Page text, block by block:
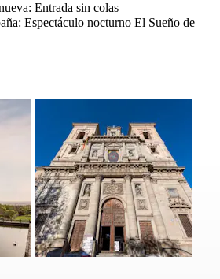
Entrada sin colas
Espectáculo nocturno El Sueño de